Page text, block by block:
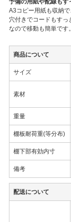
予備の用紙や配線もす
A3コピー用紙も収納
穴付きでコードもすっ
なので移動も簡単です。
商品について
サイズ
素材
重量
棚板耐荷重(等分布)
棚下部有効内寸
備考
配送について